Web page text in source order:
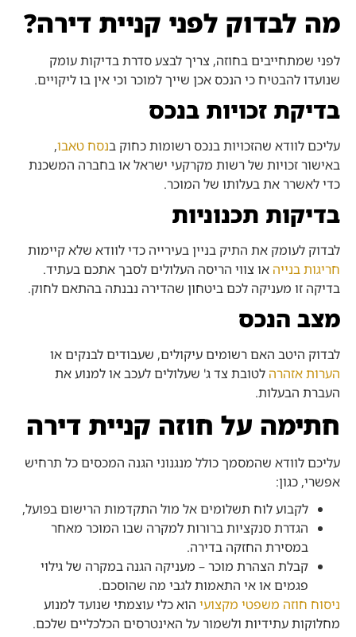
מה לבדוק לפני קניית דירה?
לפני שמתחייבים בחוזה, צריך לבצע סדרת בדיקות עומק
שנועדו להבטיח כי הנכס אכן שייך למוכר וכי אין בו ליקויים.
בדיקת זכויות בנכס
עליכם לוודא שהזכויות בנכס רשומות כחוק בנסח טאבו,
באישור זכויות של רשות מקרקעי ישראל או בחברה המשכנת
כדי לאשרר את בעלותו של המוכר.
בדיקות תכנוניות
לבדוק לעומק את התיק בניין בעירייה כדי לוודא שלא קיימות
חריגות בנייה או צווי הריסה העלולים לסבך אתכם בעתיד.
בדיקה זו מעניקה לכם ביטחון שהדירה נבנתה בהתאם לחוק.
מצב הנכס
לבדוק היטב האם רשומים עיקולים, שעבודים לבנקים או
הערות אזהרה לטובת צד ג' שעלולים לעכב או למנוע את
העברת הבעלות.
חתימה על חוזה קניית דירה
עליכם לוודא שהמסמך כולל מנגנוני הגנה המכסים כל תרחיש
אפשרי, כגון:
לקבוע לוח תשלומים אל מול התקדמות הרישום בפועל,
הגדרת סנקציות ברורות למקרה שבו המוכר מאחר
במסירת החזקה בדירה.
קבלת הצהרת מוכר – מעניקה הגנה במקרה של גילוי
פגמים או אי התאמות לגבי מה שהוסכם.
ניסוח חוזה משפטי מקצועי הוא כלי עוצמתי שנועד למנוע
מחלוקות עתידיות ולשמור על האינטרסים הכלכליים שלכם.